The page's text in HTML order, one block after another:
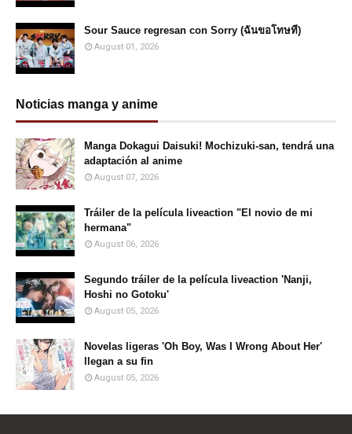
Sour Sauce regresan con Sorry (ฉันขอโทษที)
August 01, 2026
Noticias manga y anime
Manga Dokagui Daisuki! Mochizuki-san, tendrá una
adaptación al anime
August 07, 2026
Tráiler de la película liveaction "El novio de mi
hermana"
August 06, 2026
Segundo tráiler de la película liveaction 'Nanji,
Hoshi no Gotoku'
August 05, 2026
Novelas ligeras 'Oh Boy, Was I Wrong About Her'
llegan a su fin
August 05, 2026